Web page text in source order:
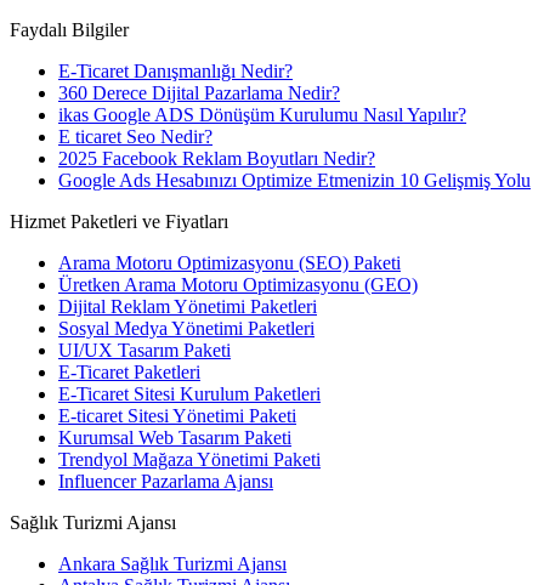
Faydalı Bilgiler
E-Ticaret Danışmanlığı Nedir?
360 Derece Dijital Pazarlama Nedir?
ikas Google ADS Dönüşüm Kurulumu Nasıl Yapılır?
E ticaret Seo Nedir?
2025 Facebook Reklam Boyutları Nedir?
Google Ads Hesabınızı Optimize Etmenizin 10 Gelişmiş Yolu
Hizmet Paketleri ve Fiyatları
Arama Motoru Optimizasyonu (SEO) Paketi
Üretken Arama Motoru Optimizasyonu (GEO)
Dijital Reklam Yönetimi Paketleri
Sosyal Medya Yönetimi Paketleri
UI/UX Tasarım Paketi
E-Ticaret Paketleri
E-Ticaret Sitesi Kurulum Paketleri
E-ticaret Sitesi Yönetimi Paketi
Kurumsal Web Tasarım Paketi
Trendyol Mağaza Yönetimi Paketi
Influencer Pazarlama Ajansı
Sağlık Turizmi Ajansı
Ankara Sağlık Turizmi Ajansı